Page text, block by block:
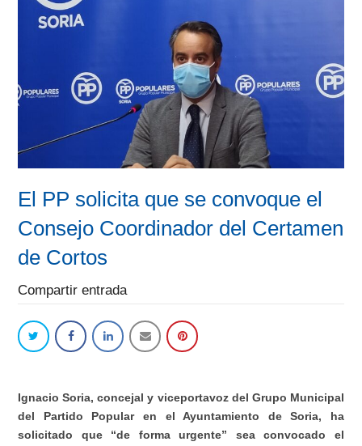
El PP solicita que se convoque el
Consejo Coordinador del Certamen
de Cortos
Compartir entrada
Ignacio Soria, concejal y viceportavoz del Grupo Municipal
del Partido Popular en el Ayuntamiento de Soria, ha
solicitado que “de forma urgente” sea convocado el